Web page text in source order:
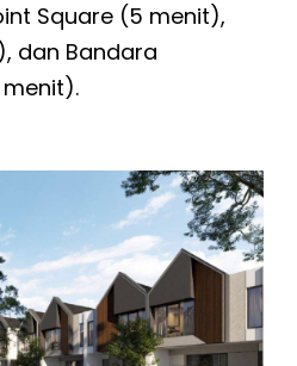
Square (5 menit),
dan Bandara